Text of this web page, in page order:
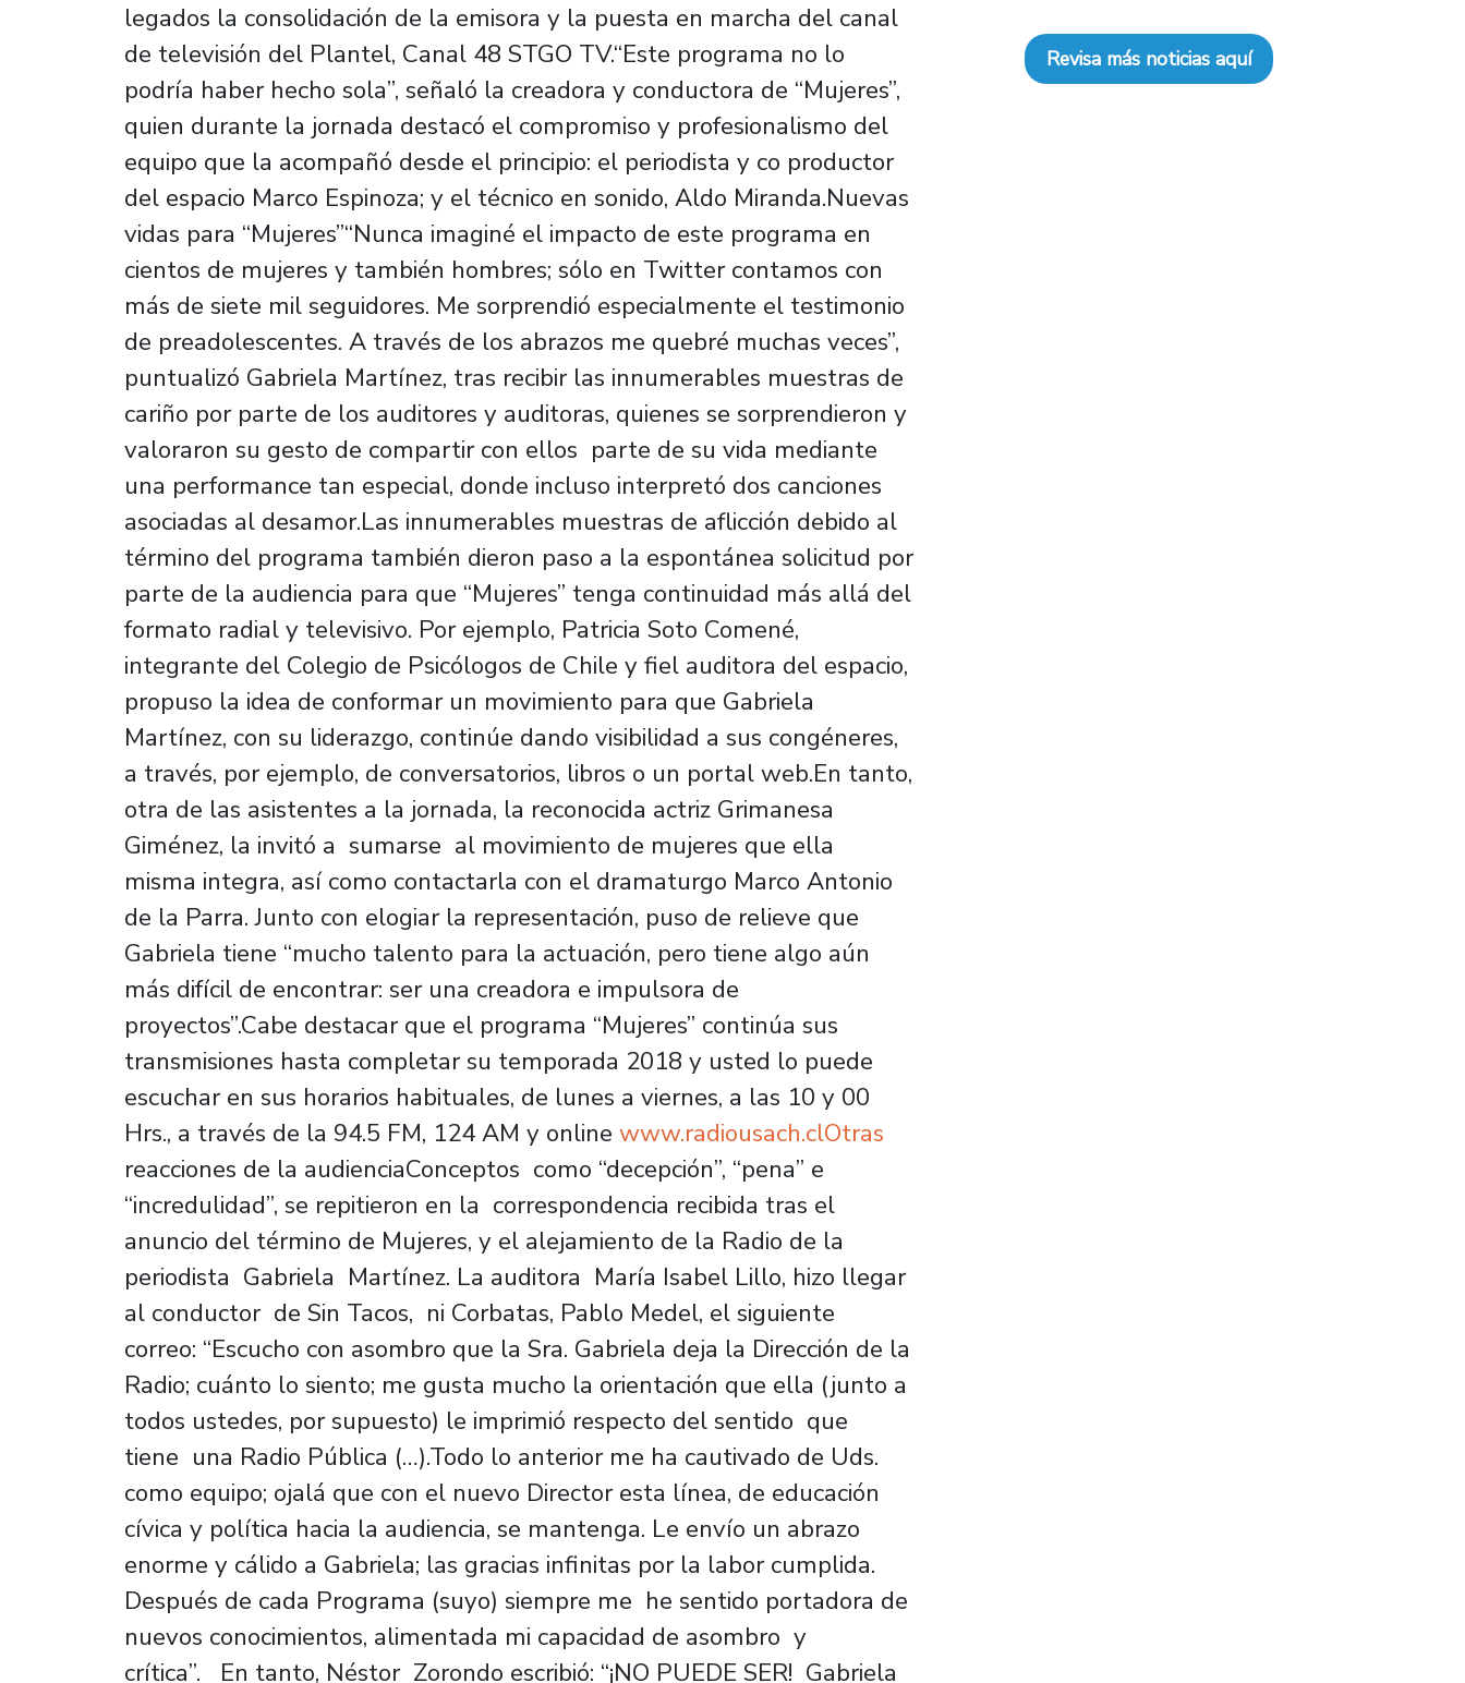
legados la consolidación de la emisora y la puesta en marcha del canal
de televisión del Plantel, Canal 48 STGO TV.“Este programa no lo
podría haber hecho sola”, señaló la creadora y conductora de “Mujeres”,
quien durante la jornada destacó el compromiso y profesionalismo del
equipo que la acompañó desde el principio: el periodista y co productor
del espacio Marco Espinoza; y el técnico en sonido, Aldo Miranda.Nuevas
vidas para “Mujeres”“Nunca imaginé el impacto de este programa en
cientos de mujeres y también hombres; sólo en Twitter contamos con
más de siete mil seguidores. Me sorprendió especialmente el testimonio
de preadolescentes. A través de los abrazos me quebré muchas veces”,
puntualizó Gabriela Martínez, tras recibir las innumerables muestras de
cariño por parte de los auditores y auditoras, quienes se sorprendieron y
valoraron su gesto de compartir con ellos parte de su vida mediante
una performance tan especial, donde incluso interpretó dos canciones
asociadas al desamor.Las innumerables muestras de aflicción debido al
término del programa también dieron paso a la espontánea solicitud por
parte de la audiencia para que “Mujeres” tenga continuidad más allá del
formato radial y televisivo. Por ejemplo, Patricia Soto Comené,
integrante del Colegio de Psicólogos de Chile y fiel auditora del espacio,
propuso la idea de conformar un movimiento para que Gabriela
Martínez, con su liderazgo, continúe dando visibilidad a sus congéneres,
a través, por ejemplo, de conversatorios, libros o un portal web.En tanto,
otra de las asistentes a la jornada, la reconocida actriz Grimanesa
Giménez, la invitó a sumarse al movimiento de mujeres que ella
misma integra, así como contactarla con el dramaturgo Marco Antonio
de la Parra. Junto con elogiar la representación, puso de relieve que
Gabriela tiene “mucho talento para la actuación, pero tiene algo aún
más difícil de encontrar: ser una creadora e impulsora de
proyectos”.Cabe destacar que el programa “Mujeres” continúa sus
transmisiones hasta completar su temporada 2018 y usted lo puede
escuchar en sus horarios habituales, de lunes a viernes, a las 10 y 00
Hrs., a través de la 94.5 FM, 124 AM y online www.radiousach.clOtras
reacciones de la audienciaConceptos como “decepción”, “pena” e
“incredulidad”, se repitieron en la correspondencia recibida tras el
anuncio del término de Mujeres, y el alejamiento de la Radio de la
periodista Gabriela Martínez. La auditora María Isabel Lillo, hizo llegar
al conductor de Sin Tacos, ni Corbatas, Pablo Medel, el siguiente
correo: “Escucho con asombro que la Sra. Gabriela deja la Dirección de la
Radio; cuánto lo siento; me gusta mucho la orientación que ella (junto a
todos ustedes, por supuesto) le imprimió respecto del sentido que
tiene una Radio Pública (…).Todo lo anterior me ha cautivado de Uds.
como equipo; ojalá que con el nuevo Director esta línea, de educación
cívica y política hacia la audiencia, se mantenga. Le envío un abrazo
enorme y cálido a Gabriela; las gracias infinitas por la labor cumplida.
Después de cada Programa (suyo) siempre me he sentido portadora de
nuevos conocimientos, alimentada mi capacidad de asombro y
crítica”. En tanto, Néstor Zorondo escribió: “¡NO PUEDE SER! Gabriela
Revisa más noticias aquí